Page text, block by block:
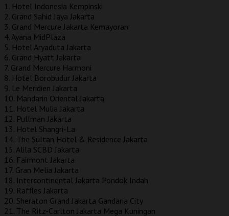
1. Hotel Indonesia Kempinski
2. Grand Sahid Jaya Jakarta
3. Grand Mercure Jakarta Kemayoran
4. Ayana MidPlaza
5. Hotel Aryaduta Jakarta
6. Grand Hyatt Jakarta
7. Grand Mercure Harmoni
8. Hotel Borobudur Jakarta
9. Le Meridien Jakarta
10. Mandarin Oriental Jakarta
11. Hotel Mulia Jakarta
12. Pullman Jakarta
13. Hotel Shangri-La
14. The Sultan Hotel & Residence Jakarta
15. Alila SCBD Jakarta
16. Fairmont Jakarta
17. Gran Melia Jakarta
18. Intercontinental Jakarta Pondok Indah
19. Raffles Jakarta
20. Sheraton Grand Jakarta Gandaria City
21. The Ritz-Carlton Jakarta Mega Kuningan